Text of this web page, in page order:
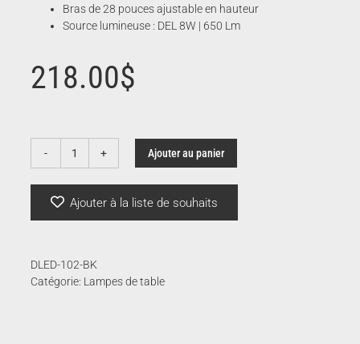
Bras de 28 pouces ajustable en hauteur
Source lumineuse : DEL 8W | 650 Lm
218.00$
quantité
Ajouter au panier
Ajouter à la liste de souhaits
DLED-102-BK
Catégorie: Lampes de table